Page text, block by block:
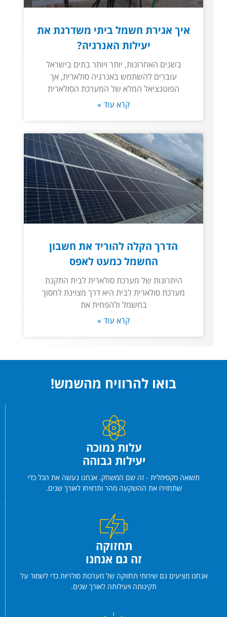
איך אגירת חשמל ביתי משדרגת את
יעילות האנרגיה?
בשנים האחרונות, יותר ויותר בתים בישראל
עוברים להשתמש באנרגיה סולארית, אך
הפוטנציאל המלא של המערכת הסולארית
קרא עוד »
הדרך הקלה להוריד את חשבון
החשמל כמעט לאפס
היתרונות של מערכת סולארית לבית התקנת
מערכת סולארית לבית היא דרך מצוינת לחסוך
בחשמל ולהפחית את
קרא עוד »
בואו להרוויח מהשמש!
עלות נמוכה
יעילות גבוהה
תשואה מקסימלית - זה שם המשחק. אנחנו נעשה את הכל כדי
שתחזירו את ההשקעה מהר ותרוויחו לאורך שנים.
תחזוקה
זה גם אנחנו
אנחנו מציעים גם שירותי תחזוקה של מערכות סולריות כדי לשמור על
תקינותה ויעילותה לאורך שנים.